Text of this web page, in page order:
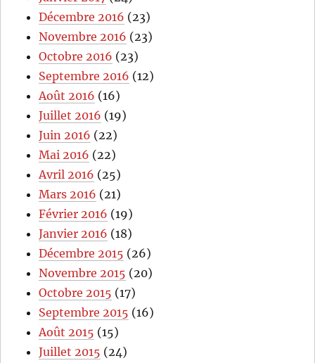
Décembre 2016 (23)
Novembre 2016 (23)
Octobre 2016 (23)
Septembre 2016 (12)
Août 2016 (16)
Juillet 2016 (19)
Juin 2016 (22)
Mai 2016 (22)
Avril 2016 (25)
Mars 2016 (21)
Février 2016 (19)
Janvier 2016 (18)
Décembre 2015 (26)
Novembre 2015 (20)
Octobre 2015 (17)
Septembre 2015 (16)
Août 2015 (15)
Juillet 2015 (24)